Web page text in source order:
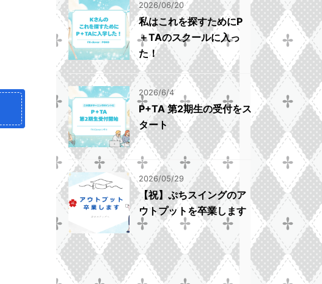
2026/06/20
私はこれを探すためにP
＋TAのスクールに入っ
た！
2026/6/4
P+TA 第2期生の受付をス
タート
2026/05/29
【祝】ぷちスイングのア
ウトプットを卒業します